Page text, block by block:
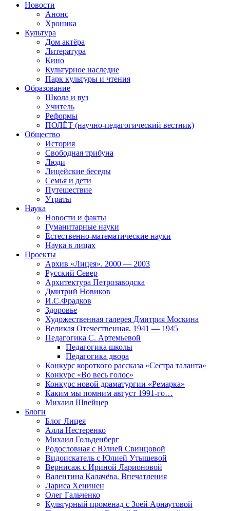
Новости
Анонс
Хроника
Культура
Дом актёра
Литература
Кино
Культурное наследие
Парк культуры и чтения
Образование
Школа и вуз
Учитель
Реформы
ПОЛЁТ (научно-педагогический вестник)
Общество
История
Свободная трибуна
Люди
Лицейские беседы
Семья и дети
Путешествие
Утраты
Наука
Новости и факты
Гуманитарные науки
Естественно-математические науки
Наука в лицах
Проекты
Архив «Лицея». 2000 — 2003
Русский Север
Архитектура Петрозаводска
Дмитрий Новиков
И.С.Фрадков
Здоровье
Художественная галерея Дмитрия Москина
Великая Отечественная. 1941 — 1945
Педагогика С. Артемьевой
Педагогика школы
Педагогика двора
Конкурс короткого рассказа «Сестра таланта»
Конкурс «Во весь голос»
Конкурс новой драматургии «Ремарка»
Каким мы помним август 1991-го…
Михаил Швейцер
Блоги
Блог Лицея
Алла Нестеренко
Михаил Гольденберг
Родословная с Юлией Свинцовой
Видоискатель с Юлией Утышевой
Вернисаж с Ириной Ларионовой
Валентина Калачёва. Впечатления
Лариса Хенинен
Олег Гальченко
Культурный променад с Зоей Арнаутовой